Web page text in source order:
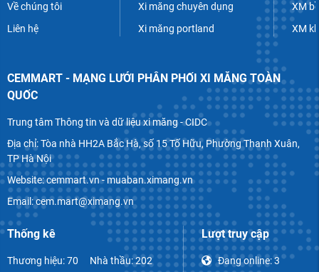
Về chúng tôi
Liên hệ
Xi măng chuyên dụng
Xi măng portland
XM
XM
CEMMART - MẠNG LƯỚI PHÂN PHỐI XI MĂNG TOÀN
QUỐC
Trung tâm Thông tin và dữ liệu xi măng - CIDC
Địa chỉ: Tòa nhà HH2A Bắc Hà, số 15 Tố Hữu, Phường Thanh Xuân,
TP Hà Nội
Website: cemmart.vn - muaban.ximang.vn
Email: cem.mart@ximang.vn
Thống kê
Thương hiệu: 70 Nhà thầu: 202
Lượt truy cập
Đang online:3